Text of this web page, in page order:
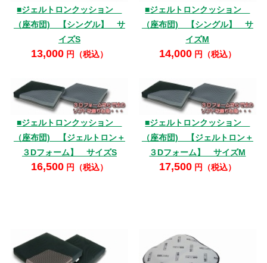
■ジェルトロンクッション
（座布団) 【シングル】 サ
イズS
13,000円（税込）
■ジェルトロンクッション
（座布団) 【シングル】 サ
イズM
14,000円（税込）
■ジェルトロンクッション
（座布団) 【ジェルトロン＋
３Dフォーム】 サイズS
16,500円（税込）
■ジェルトロンクッション
（座布団) 【ジェルトロン＋
３Dフォーム】 サイズM
17,500円（税込）